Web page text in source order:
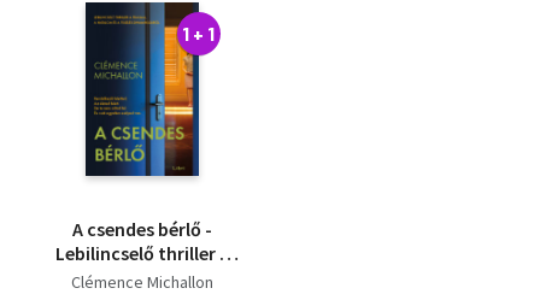
1 + 1
A csendes bérlő -
Lebilincselő thriller a
trauma, a hatalom és
Clémence Michallon